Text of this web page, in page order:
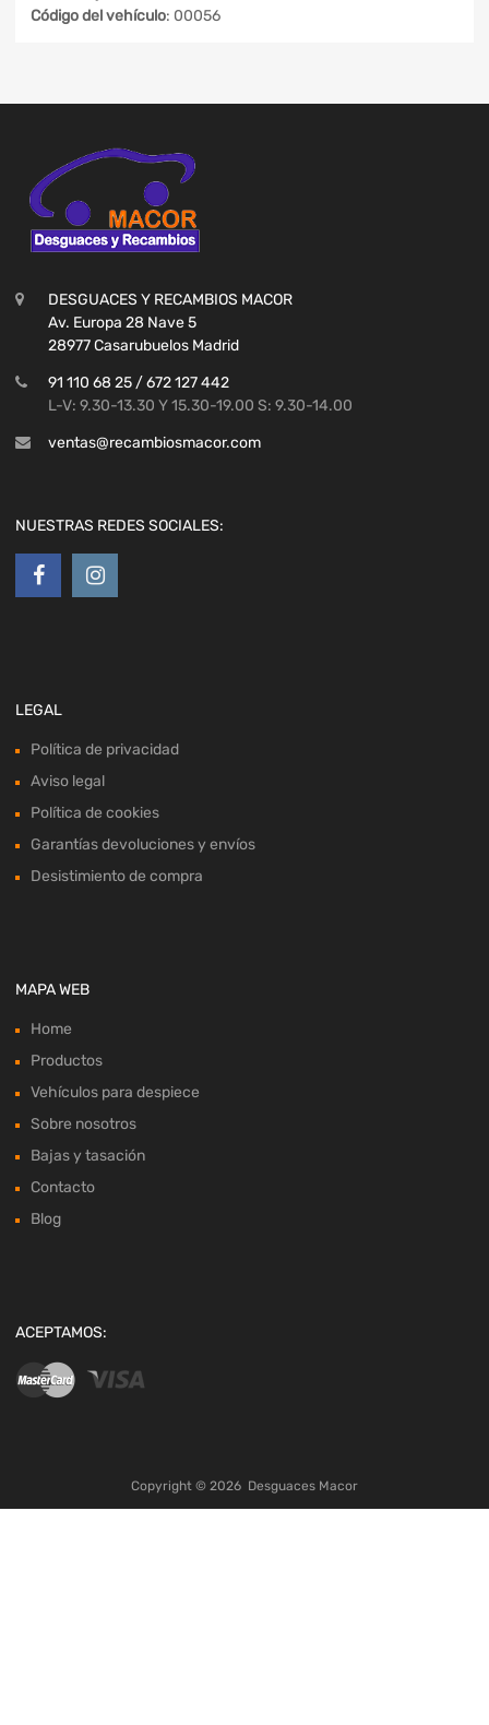
Código del vehículo: 00056
DESGUACES Y RECAMBIOS MACOR
Av. Europa 28 Nave 5
28977 Casarubuelos Madrid
91 110 68 25 / 672 127 442
L-V: 9.30-13.30 Y 15.30-19.00 S: 9.30-14.00
ventas@recambiosmacor.com
NUESTRAS REDES SOCIALES:
LEGAL
Política de privacidad
Aviso legal
Política de cookies
Garantías devoluciones y envíos
Desistimiento de compra
MAPA WEB
Home
Productos
Vehículos para despiece
Sobre nosotros
Bajas y tasación
Contacto
Blog
ACEPTAMOS:
Copyright © 2026 Desguaces Macor